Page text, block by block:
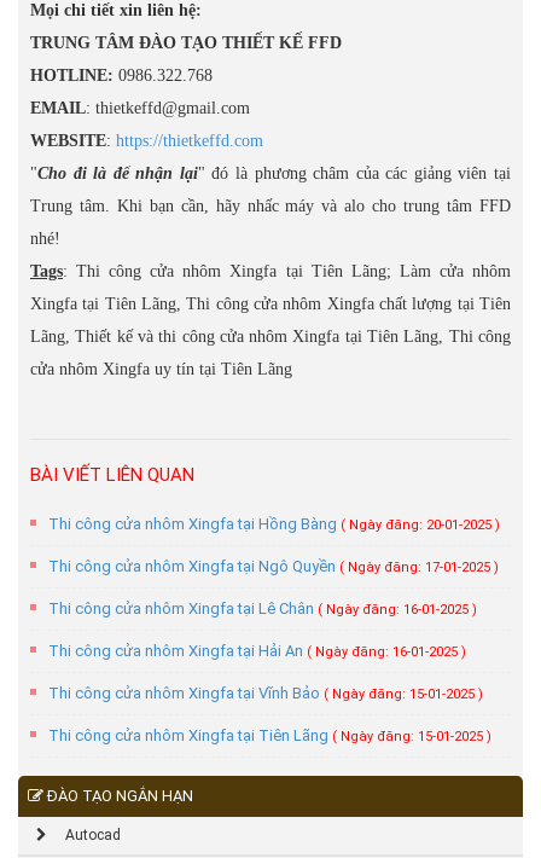
Mọi chi tiết xin liên hệ:
TRUNG TÂM ĐÀO TẠO THIẾT KẾ FFD
HOTLINE: 0986.322.768
EMAIL: thietkeffd@gmail.com
WEBSITE: https://thietkeffd.com
"Cho đi là để nhận lại" đó là phương châm của các giảng viên tại
Trung tâm. Khi bạn cần, hãy nhấc máy và alo cho trung tâm FFD
nhé!
Tags: Thi công cửa nhôm Xingfa tại Tiên Lãng; Làm cửa nhôm
Xingfa tại Tiên Lãng, Thi công cửa nhôm Xingfa chất lượng tại Tiên
Lãng, Thiết kế và thi công cửa nhôm Xingfa tại Tiên Lãng, Thi công
cửa nhôm Xingfa uy tín tại Tiên Lãng
BÀI VIẾT LIÊN QUAN
Thi công cửa nhôm Xingfa tại Hồng Bàng ( Ngày đăng: 20-01-2025 )
Thi công cửa nhôm Xingfa tại Ngô Quyền ( Ngày đăng: 17-01-2025 )
Thi công cửa nhôm Xingfa tại Lê Chân ( Ngày đăng: 16-01-2025 )
Thi công cửa nhôm Xingfa tại Hải An ( Ngày đăng: 16-01-2025 )
Thi công cửa nhôm Xingfa tại Vĩnh Bảo ( Ngày đăng: 15-01-2025 )
Thi công cửa nhôm Xingfa tại Tiên Lãng ( Ngày đăng: 15-01-2025 )
ĐÀO TẠO NGẮN HẠN
Autocad